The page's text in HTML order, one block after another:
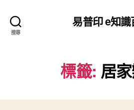
搜尋
易普印 e知識
標籤: 居